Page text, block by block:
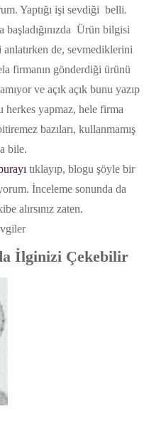
Yaptığı işi sevdiği belli.
başladığınızda Ürün bilgisi
de, sevmediklerini
firmanın gönderdiği ürünü
ve açık açık bunu yazıp
yapmaz, hele firma
bazıları, kullanmamış
bile.
tıklayıp, blogu şöyle bir
İnceleme sonunda da
alırsınız zaten.
İlginizi Çekebilir